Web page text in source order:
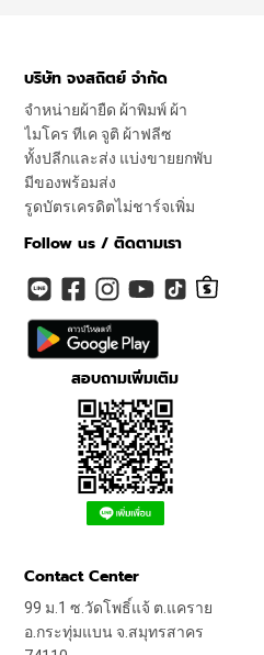
บริษัท จงสถิตย์ จำกัด
จำหน่ายผ้ายืด ผ้าพิมพ์ ผ้า
ไมโคร ทีเค จูติ ผ้าฟลีซ
ทั้งปลีกและส่ง แบ่งขายยกพับ
มีของพร้อมส่ง
รูดบัตรเครดิตไม่ชาร์จเพิ่ม
Follow us / ติดตามเรา
สอบถามเพิ่มเติม
Contact Center
99 ม.1 ซ.วัดโพธิ์แจ้ ต.แคราย
อ.กระทุ่มแบน จ.สมุทรสาคร